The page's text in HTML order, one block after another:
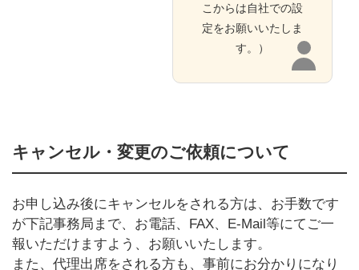
こからは自社での設
定をお願いいたしま
す。）
キャンセル・変更のご依頼について
お申し込み後にキャンセルをされる方は、お手数です
が下記事務局まで、お電話、FAX、E-Mail等にてご一
報いただけますよう、お願いいたします。
また、代理出席をされる方も、事前にお分かりになり